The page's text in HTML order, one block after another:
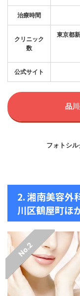
治療時間
クリニック
数
東京都
公式サイト
品
フォトシ
2. 湘南美容外
川区鶴屋町ほ
No.2